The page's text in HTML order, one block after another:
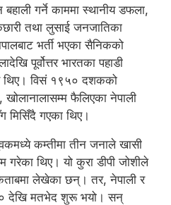
गर्ने काममा स्थानीय डफला,
तथा लुसाई जनजातिका
भर्ती भएका सैनिकको
पूर्वोत्तर भारतका पहाडी
थिए। विसं १९५० दशकको
खोलानालासम्म फैलिएका नेपाली
मिसिँदै गएका थिए।
कम्तीमा तीन जनाले खासी
गरेका थिए। यो कुरा डीपी जोशीले
लेखेका छन्। तर, नेपाली र
देखि मतभेद शुरू भयो। सन्